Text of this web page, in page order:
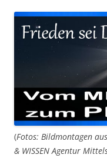
(Fotos: Bildmontagen
& WISSEN Agentur